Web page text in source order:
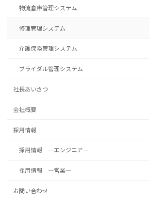
物流倉庫管理システム
修理管理システム
介護保険管理システム
ブライダル管理システム
社長あいさつ
会社概要
採用情報
採用情報 ―エンジニア―
採用情報 ―営業―
お問い合わせ